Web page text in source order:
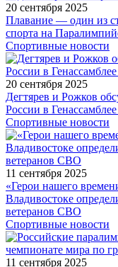
20 сентября 2025
Плавание — один из
спорта на
Спортивные новости
20 сентября 2025
Дегтярев и Рожков
России в
Спортивные новости
11 сентября 2025
«Герои нашего
Владивостоке
ветеранов СВО
Спортивные новости
11 сентября 2025